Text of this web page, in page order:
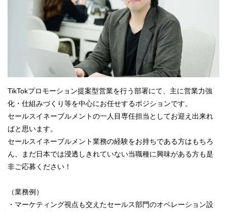
TikTokプロモーション提案型営業を行う部署にて、主に営業力強
化・仕組みづくり等を中心にお任せするポジションです。
セールスイネーブルメントの一人目専任担当としてお迎え出来れ
ばと思います。
セールスイネーブルメント業務の経験をお持ちである方はもちろ
ん、まだ日本では浸透しきれていない当職種に興味がある方も是
非ご応募ください！
（業務例）
・マーケティング視点も交えたセールス部門のオペレーション設